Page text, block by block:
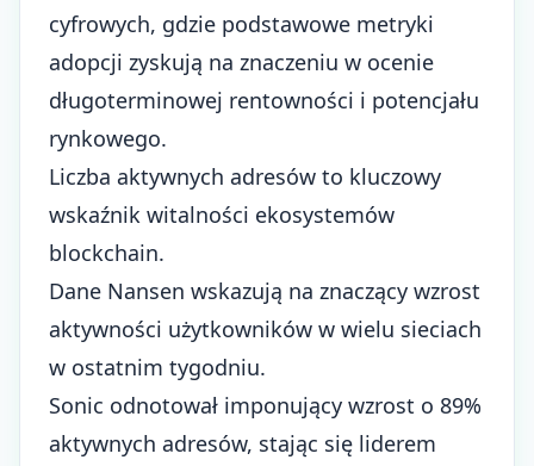
cyfrowych, gdzie podstawowe metryki
adopcji zyskują na znaczeniu w ocenie
długoterminowej rentowności i potencjału
rynkowego.
Liczba aktywnych adresów to kluczowy
wskaźnik witalności ekosystemów
blockchain.
Dane Nansen wskazują na znaczący wzrost
aktywności użytkowników w wielu sieciach
w ostatnim tygodniu.
Sonic odnotował imponujący wzrost o 89%
aktywnych adresów, stając się liderem